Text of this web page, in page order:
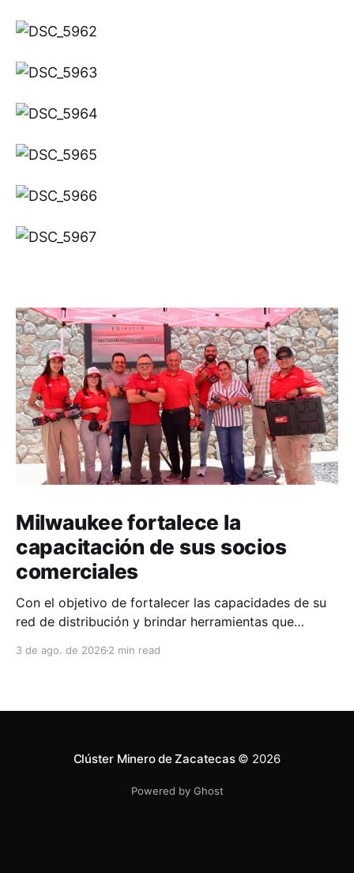
Milwaukee fortalece la
capacitación de sus socios
comerciales
Con el objetivo de fortalecer las capacidades de su
red de distribución y brindar herramientas que
técnico, Milwaukee llevó a cabo una capacitación
3 de ago. de 2026 2 min read
Clúster Minero de Zacatecas© 2026
Powered by Ghost